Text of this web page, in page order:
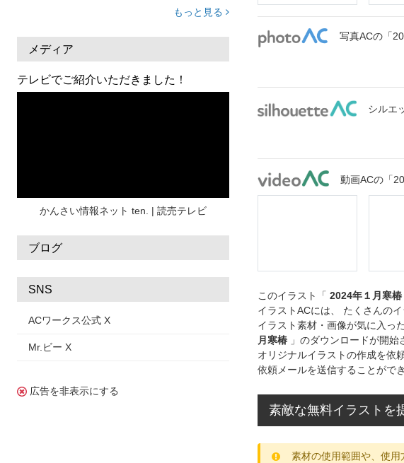
熱中症
人物 暑中見舞い
日本地図 海
もっと見る
メディア
テレビでご紹介いただきました！
かんさい情報ネット ten. | 読売テレビ
ブログ
SNS
ACワークス公式 X
Mr.ビー X
広告を非表示にする
写真ACの「
シルエ
動画ACの「
このイラスト「 2024年１月寒椿
イラストACには、 たくさんの
イラスト素材・画像が気に入った
月寒椿 」のダウンロードが開始
オリジナルイラストの作成を依
依頼メールを送信することがで
素敵な無料イラストを
素材の使用範囲や、使